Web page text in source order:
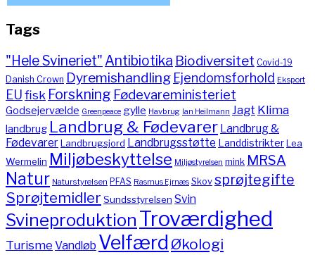
Tags
"Hele Svineriet" Antibiotika Biodiversitet Covid-19
Danish Crown Dyremishandling Ejendomsforhold Eksport
EUfisk Forskning Fødevareministeriet
Godsejervælde Greenpeace gylle Havbrug Ian Heilmann Jagt Klima
landbrug Landbrug & Fødevarer Landbrug &
FødevarerLandbrugsjord Landbrugsstøtte LanddistrikterLea
Wermelin Miljøbeskyttelse Miljøstyrelsen mink MRSA
Natur Naturstyrelsen PFAS Rasmus Ejrnæs Skov sprøjtegifte
Sprøjtemidler Sundsstyrelsen Svin
Svineproduktion Troværdighed
TurismeVandløb Velfærd Økologi